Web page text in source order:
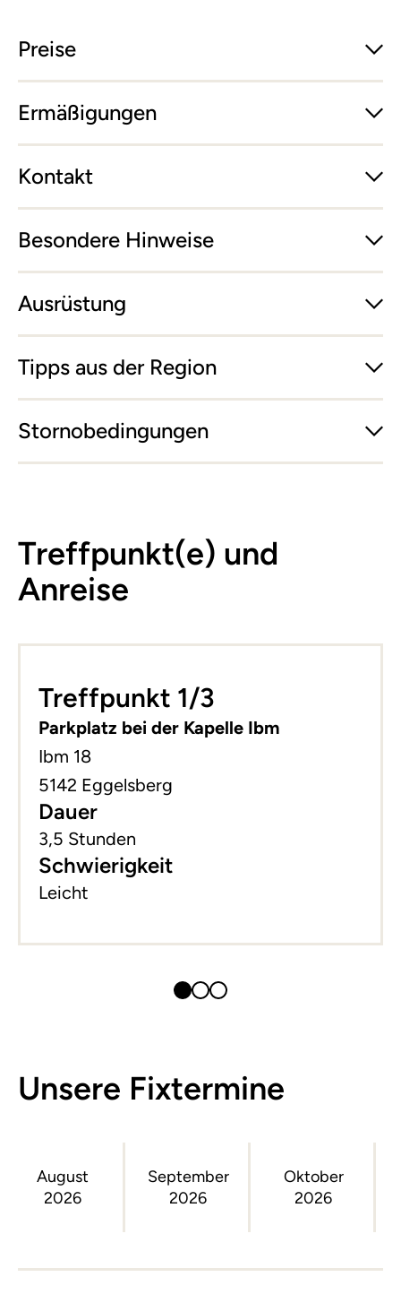
Preise
Ermäßigungen
Kontakt
Besondere Hinweise
Ausrüstung
Tipps aus der Region
Stornobedingungen
Treffpunkt(e) und
Anreise
−
Treffpunkt 1/3
Parkplatz bei der Kapelle Ibm
Ibm 18
5142 Eggelsberg
Dauer
3,5 Stunden
Schwierigkeit
Leicht
Unsere Fixtermine
August
2026
September
2026
Oktober
2026